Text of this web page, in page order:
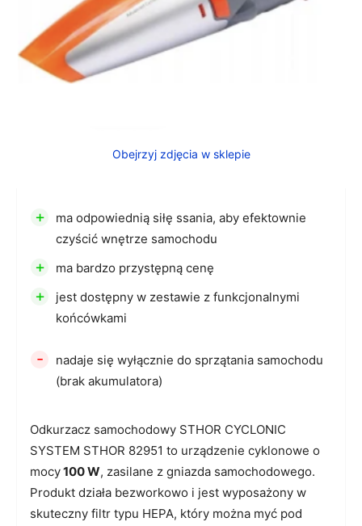
Obejrzyj zdjęcia w sklepie
Odkurzacz samochodowy STHOR CYCLONIC
SYSTEM STHOR 82951 to urządzenie cyklonowe o
mocy100 W, zasilane z gniazda samochodowego.
Produkt działa bezworkowo i jest wyposażony w
skuteczny filtr typu HEPA, który można myć pod
+
ma odpowiednią siłę ssania, aby efektownie
czyścić wnętrze samochodu
+ ma bardzo przystępną cenę
+
jest dostępny w zestawie z funkcjonalnymi
końcówkami
-
nadaje się wyłącznie do sprzątania samochodu
(brak akumulatora)